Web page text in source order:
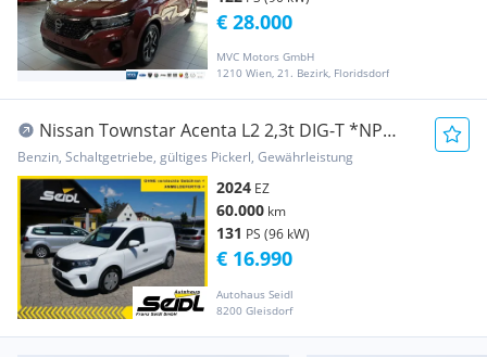
MVC Motors GmbH
1210 Wien, 21. Bezirk, Floridsdorf
€ 28.000
Nissan Townstar Acenta L2 2,3t DIG-T *NP
34.000,-+CITA... Transporter / Kastenwagen
Benzin, Schaltgetriebe, gültiges Pickerl, Gewährleistung
2024 EZ
60.000 km
131 PS (96 kW)
Autohaus Seidl
8200 Gleisdorf
€ 16.990